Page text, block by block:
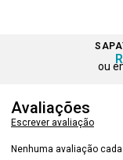
Avaliações
Escrever avaliação
Nenhuma avaliação